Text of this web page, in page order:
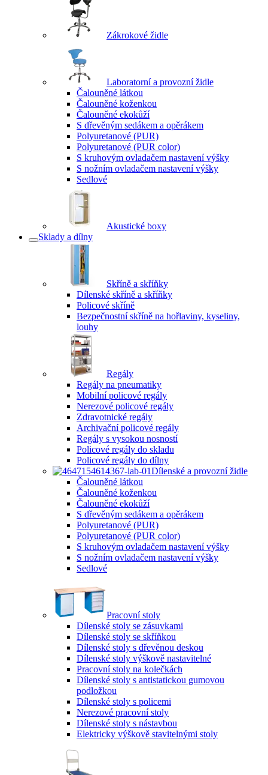
Zákrokové židle
Laboratorní a provozní židle
Čalouněné látkou
Čalouněné koženkou
Čalouněné ekokůží
S dřevěným sedákem a opěrákem
Polyuretanové (PUR)
Polyuretanové (PUR color)
S kruhovým ovladačem nastavení výšky
S nožním ovladačem nastavení výšky
Sedlové
Akustické boxy
Sklady a dílny
Skříně a skříňky
Dílenské skříně a skříňky
Policové skříně
Bezpečnostní skříně na hořlaviny, kyseliny,
louhy
Regály
Regály na pneumatiky
Mobilní policové regály
Nerezové policové regály
Zdravotnické regály
Archivační policové regály
Regály s vysokou nosností
Policové regály do skladu
Policové regály do dílny
Dílenské a provozní židle
Čalouněné látkou
Čalouněné koženkou
Čalouněné ekokůží
S dřevěným sedákem a opěrákem
Polyuretanové (PUR)
Polyuretanové (PUR color)
S kruhovým ovladačem nastavení výšky
S nožním ovladačem nastavení výšky
Sedlové
Pracovní stoly
Dílenské stoly se zásuvkami
Dílenské stoly se skříňkou
Dílenské stoly s dřevěnou deskou
Dílenské stoly výškově nastavitelné
Pracovní stoly na kolečkách
Dílenské stoly s antistatickou gumovou
podložkou
Dílenské stoly s policemi
Nerezové pracovní stoly
Dílenské stoly s nástavbou
Elektricky výškově stavitelnými stoly